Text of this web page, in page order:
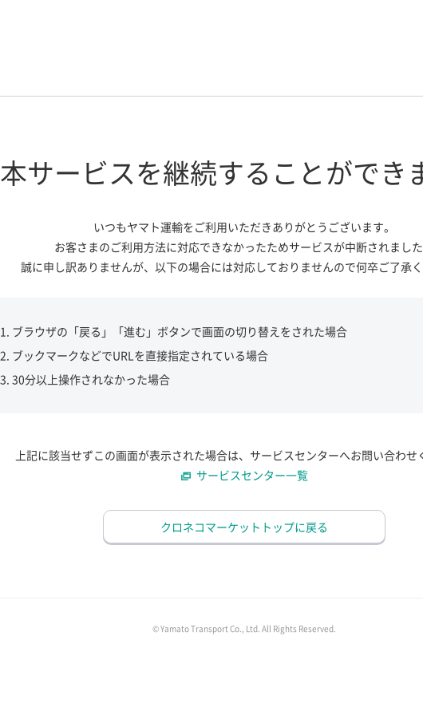
本サービスを継続する ことができ
いつもヤマト運輸をご利用いただきありがとうございます。
お客さまのご利用方法に対応できなかったためサービスが中断されました
誠に申し訳ありませんが、 以下の場合には対応しておりませんので何卒ご了承く
ブラウザの「戻る」「進む」ボタンで画面の切り替えをされた場合
ブックマークなどでURLを直接指定されている場合
30分以上操作されなかった場合
上記に該当せずこの画面が表示された場合は、サービスセンターへお問い合わせ
サービスセンター一覧
クロネコマーケットトップに戻る
© Yamato Transport Co., Ltd. All Rights Reserved.